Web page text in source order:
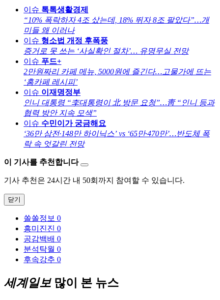
이슈 톡톡생활경제
“10% 폭락하자 4조 샀는데, 18% 뛰자 8조 팔았다”…개
미들 왜 이러나
이슈 형소법 개정 후폭풍
증거로 못 쓰는 ‘사실확인 절차’… 유명무실 전망
이슈 푸드+
2만원짜리 카페 메뉴, 5000원에 즐긴다…고물가에 뜨는
‘홈카페 레시피’
이슈 이재명정부
인니 대통령 “李대통령이 北 방문 요청”…靑 “인니 등과
협력 방안 지속 모색”
이슈 수민이가 궁금해요
‘36만 삼전·148만 하이닉스’ vs ‘65만·470만’…반도체 폭
락 속 엇갈린 전망
이 기사를 추천합니다
기사 추천은 24시간 내 50회까지 참여할 수 있습니다.
닫기
쏠쏠정보 0
흥미진진 0
공감백배 0
분석탁월 0
후속강추 0
세계일보많이 본 뉴스